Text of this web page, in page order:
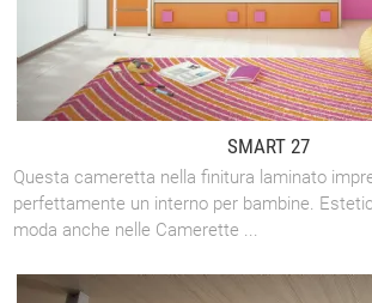
SMART 27
Questa cameretta nella finitura laminato
perfettamente un interno per bambine.
moda anche nelle Camerette ...